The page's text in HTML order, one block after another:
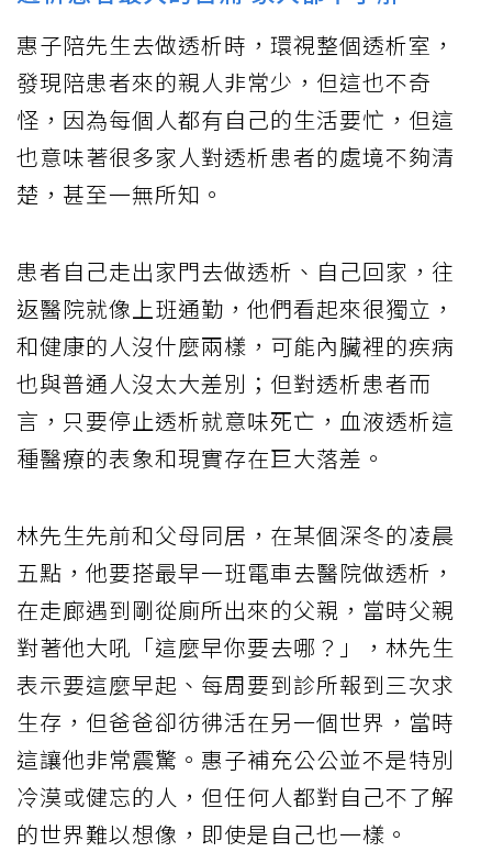
惠子陪先生去做透析時，環視整個透析室，
發現陪患者來的親人非常少，但這也不奇
怪，因為每個人都有自己的生活要忙，但這
也意味著很多家人對透析患者的處境不夠清
楚，甚至一無所知。
患者自己走出家門去做透析、自己回家，往
返醫院就像上班通勤，他們看起來很獨立，
和健康的人沒什麼兩樣，可能內臟裡的疾病
也與普通人沒太大差別；但對透析患者而
言，只要停止透析就意味死亡，血液透析這
種醫療的表象和現實存在巨大落差。
林先生先前和父母同居，在某個深冬的凌晨
五點，他要搭最早一班電車去醫院做透析，
在走廊遇到剛從廁所出來的父親，當時父親
對著他大吼「這麼早你要去哪？」，林先生
表示要這麼早起、每周要到診所報到三次求
生存，但爸爸卻彷彿活在另一個世界，當時
這讓他非常震驚。惠子補充公公並不是特別
冷漠或健忘的人，但任何人都對自己不了解
的世界難以想像，即使是自己也一樣。